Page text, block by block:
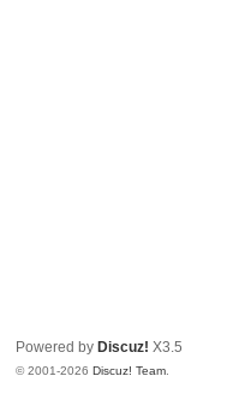
Powered by Discuz! X3.5
© 2001-2026Discuz! Team